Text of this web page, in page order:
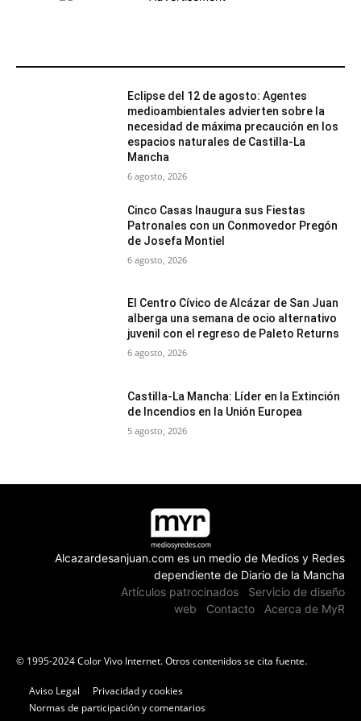
Eclipse del 12 de agosto: Agentes
medioambientales advierten sobre la
necesidad de máxima precaución en los
espacios naturales de Castilla-La
Mancha
6 agosto, 2026
Cinco Casas Inaugura sus Fiestas
Patronales con un Conmovedor Pregón
de Josefa Montiel
6 agosto, 2026
El Centro Cívico de Alcázar de San Juan
alberga una semana de ocio alternativo
juvenil con el regreso de Paleto Returns
6 agosto, 2026
Castilla-La Mancha: Líder en la Extinción
de Incendios en la Unión Europea
5 agosto, 2026
Alcazardesanjuan.com es un medio de Medios y Redes
dependiente de Diario de la Mancha
Artículos patrocinados
Servicio de diseño
web
Contacto Acerca de MyR
© 1995-2024 Color Vivo Internet. Otros contenidos se cita fuente.
Aviso Legal
Privacidad y cookies
Normas de participación y comentarios